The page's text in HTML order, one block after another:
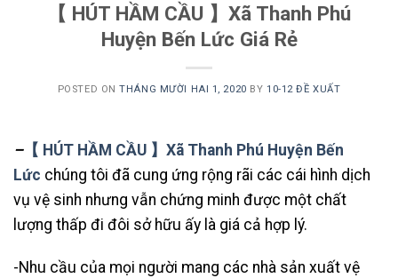
【 HÚT HẦM CẦU 】Xã Thanh Phú
Huyện Bến Lức Giá Rẻ
POSTED ONTHÁNG MƯỜI HAI 1, 2020 BY 10-12 ĐỀ XUẤT
–【 HÚT HẦM CẦU 】Xã Thanh Phú Huyện Bến
Lức chúng tôi đã cung ứng rộng rãi các cái hình dịch
vụ vệ sinh nhưng vẫn chứng minh được một chất
lượng thấp đi đôi sở hữu ấy là giá cả hợp lý.
-Nhu cầu của mọi người mang các nhà sản xuất vệ